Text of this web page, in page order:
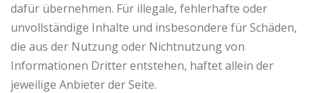
dafür übernehmen. Für illegale, fehlerhafte oder
unvollständige Inhalte und insbesondere für Schäden,
die aus der Nutzung oder Nichtnutzung von
Informationen Dritter entstehen, haftet allein der
jeweilige Anbieter der Seite.